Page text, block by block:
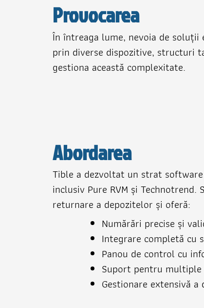
Provocarea
În întreaga lume, nevoia de
prin diverse dispozitive, structuri
gestiona această complexitate.
Abordarea
Tible a dezvoltat un strat
inclusiv Pure RVM și
returnare a depozitelor și oferă:
Numărări precise și
Integrare completă cu
Panou de control cu
Suport pentru
Gestionare extensivă